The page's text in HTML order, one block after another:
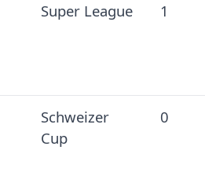
Super League 1
Schweizer
Cup
0